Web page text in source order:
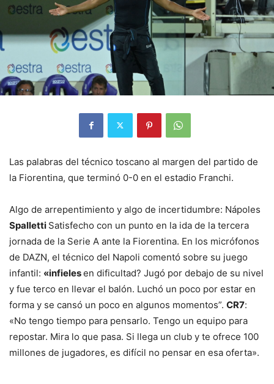
Las palabras del técnico toscano al margen del partido de
la Fiorentina, que terminó 0-0 en el estadio Franchi.
Algo de arrepentimiento y algo de incertidumbre: Nápoles
Spalletti Satisfecho con un punto en la ida de la tercera
jornada de la Serie A ante la Fiorentina. En los micrófonos
de DAZN, el técnico del Napoli comentó sobre su juego
infantil: «infielesen dificultad? Jugó por debajo de su nivel
y fue terco en llevar el balón. Luchó un poco por estar en
forma y se cansó un poco en algunos momentos”. CR7:
«No tengo tiempo para pensarlo. Tengo un equipo para
repostar. Mira lo que pasa. Si llega un club y te ofrece 100
millones de jugadores, es difícil no pensar en esa oferta».